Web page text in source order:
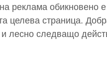
реклама обикновено е
целева страница.
лесно следващо